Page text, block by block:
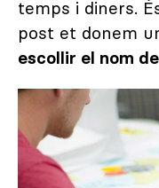
temps i diners.
post et donem
escollir el nom